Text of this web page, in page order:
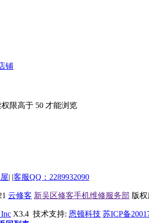
铺
限高于 50 才能浏览
| |客服QQ：2289932090
云修客 新吴区修客手机维修服务部 版权
Inc X3.4 技术支持: 恩顿科技 苏ICP备